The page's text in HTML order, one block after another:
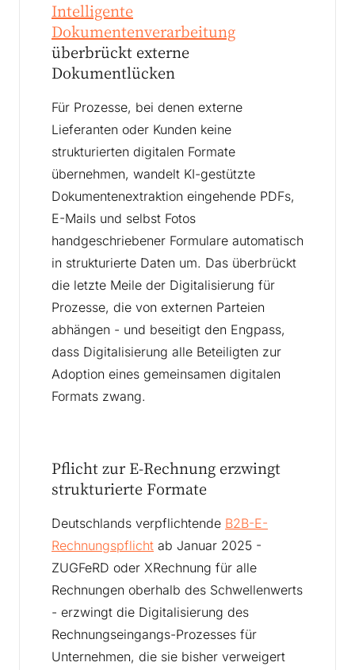
Intelligente
Dokumentenverarbeitung
überbrückt externe
Dokumentlücken
Für Prozesse, bei denen externe
Lieferanten oder Kunden keine
strukturierten digitalen Formate
übernehmen, wandelt KI-gestützte
Dokumentenextraktion eingehende PDFs,
E-Mails und selbst Fotos
handgeschriebener Formulare automatisch
in strukturierte Daten um. Das überbrückt
die letzte Meile der Digitalisierung für
Prozesse, die von externen Parteien
abhängen - und beseitigt den Engpass,
dass Digitalisierung alle Beteiligten zur
Adoption eines gemeinsamen digitalen
Formats zwang.
Pflicht zur E-Rechnung erzwingt
strukturierte Formate
Deutschlands verpflichtende B2B-E-
Rechnungspflicht ab Januar 2025 -
ZUGFeRD oder XRechnung für alle
Rechnungen oberhalb des Schwellenwerts
- erzwingt die Digitalisierung des
Rechnungseingangs-Prozesses für
Unternehmen, die sie bisher verweigert